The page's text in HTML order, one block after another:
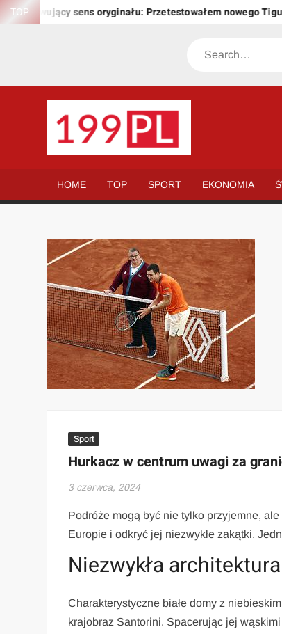
Skip
TOP sens oryginału: Przetestowałem nowego
Search
świat
HOME TOP SPORT EKONOMIA
Sport
Hurkacz w centrum uwagi za
3 czerwca, 2024
Podróże mogą być nie tylko przyjemne,
Europie i odkryć jej niezwykłe zakątki.
Niezwykła architektura
Charakterystyczne białe domy z
krajobraz Santorini. Spacerując jej